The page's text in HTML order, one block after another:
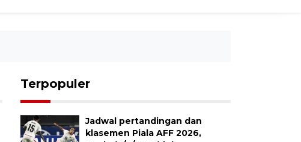
Terpopuler
Jadwal pertandingan dan
klasemen Piala AFF 2026,